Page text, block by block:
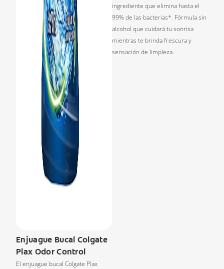
Enjuague Bucal Colgate
Plax Odor Control
El enjuague bucal Colgate Plax
ingrediente que elimina hasta el
99% de las bacterias*. Fórmula sin
alcohol que cuidará tu sonrisa
mientras te brinda frescura y
sensación de limpleza.